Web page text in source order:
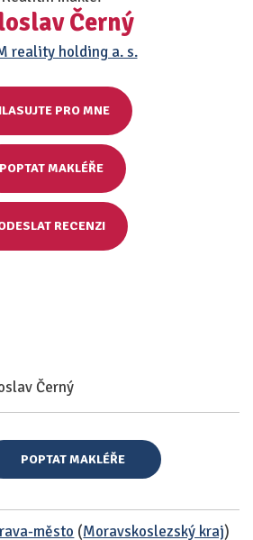
Černý
reality holding a. s.
PRO MNE
POPTAT MAKLÉŘE
RECENZI
Černý
POPTAT MAKLÉŘE
město (Moravskoslezský kraj)